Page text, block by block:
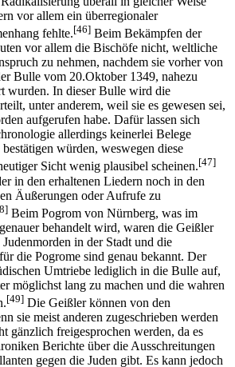
vor allem ein überregionaler
fehlte.[46] Beim Bekämpfen der
vor allem die Bischöfe nicht, weltliche
zu nehmen, nachdem sie vorher von
Bulle vom 20.Oktober 1349, nahezu
wurden. In dieser Bulle wird die
unter anderem, weil sie es gewesen sei,
aufgerufen habe. Dafür lassen sich
allerdings keinerlei Belege
würden, weswegen diese
Sicht wenig plausibel scheinen.[47]
in den erhaltenen Liedern noch in den
Äußerungen oder Aufrufe zu
Beim Pogrom von Nürnberg, was im
behandelt wird, waren die Geißler
in der Stadt und die
die Pogrome sind genau bekannt. Der
Umtriebe lediglich in die Bulle auf,
möglichst lang zu machen und die wahren
[49] Die Geißler können von den
sie meist anderen zugeschrieben werden
gänzlich freigesprochen werden, da es
Berichte über die Ausschreitungen
gegen die Juden gibt. Es kann jedoch